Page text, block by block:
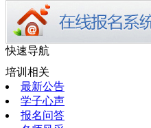
快速导航
培训相关
最新公告
学子心声
报名问答